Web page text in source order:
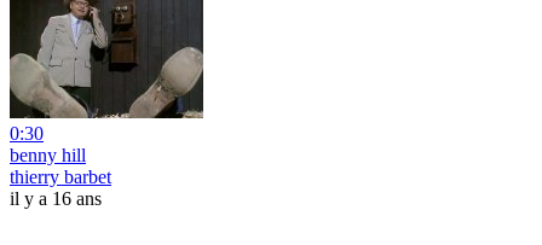
0:30
benny hill
thierry barbet
il y a 16 ans